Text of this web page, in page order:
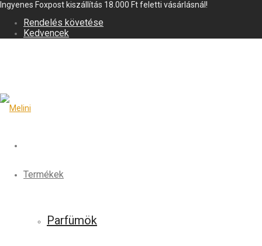
Ingyenes Foxpost kiszállítás 18.000 Ft feletti vásárlásnál!
Rendelés követése
Kedvencek
Termékek
Parfümök